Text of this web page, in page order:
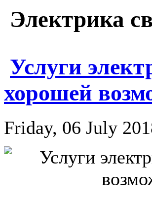
Электрика
Услуги
хорошей
Friday, 06 July